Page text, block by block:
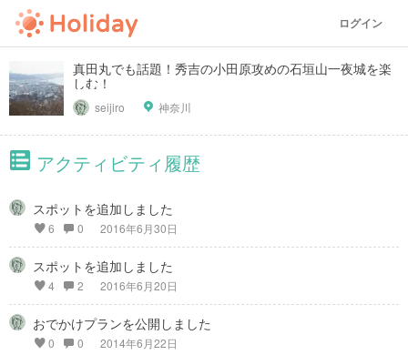
ログイン
真田丸でも話題！秀吉の小田原攻めの石垣山一夜城を楽
しむ！
seijiro 神奈川
アクティビティ履歴
スポットを追加しました
6 0 2016年6月30日
スポットを追加しました
4 2 2016年6月20日
おでかけプランを公開しました
0 0 2014年6月22日